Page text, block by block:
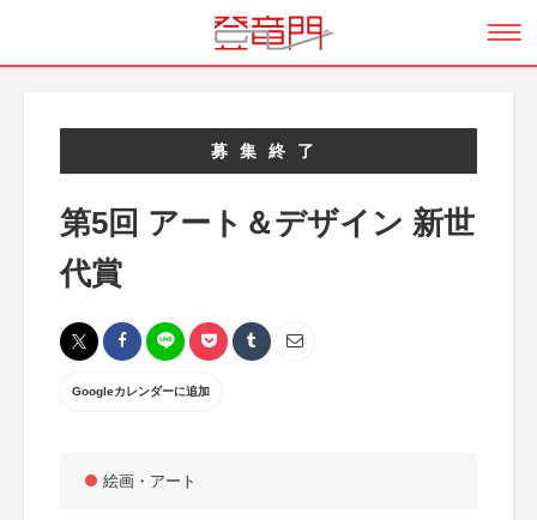
募集終了
第5回 アート＆デザイン 新世
代賞
Googleカレンダーに追加
絵画・アート